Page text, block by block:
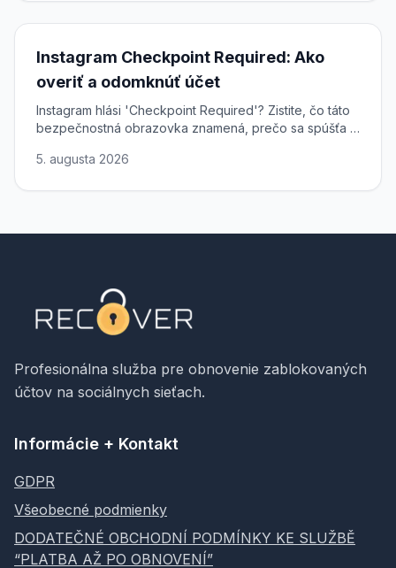
Instagram Checkpoint Required: Ako
overiť a odomknúť účet
Instagram hlási 'Checkpoint Required'? Zistite, čo táto
bezpečnostná obrazovka znamená, prečo sa spúšťa a
prístup.
5. augusta 2026
Profesionálna služba pre obnovenie zablokovaných
účtov na sociálnych sieťach.
Informácie + Kontakt
GDPR
Všeobecné podmienky
DODATEČNÉ OBCHODNÍ PODMÍNKY KE SLUŽBĚ
“PLATBA AŽ PO OBNOVENÍ”